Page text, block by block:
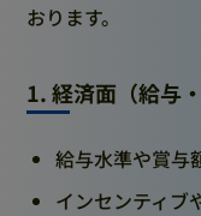
おります。
1. 経済面（給与・
給与水準や賞与
インセンティブ